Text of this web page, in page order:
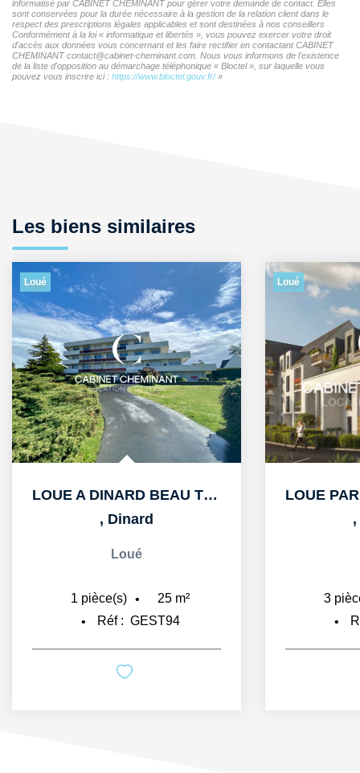
informatisé par CABINET CHEMINANT pour gérer votre demande de contact. Elles
sont conservées pour la durée nécessaire à la gestion de la relation client dans le
respect des prescriptions légales applicables et sont destinées à nos conseillers
Conformément à la loi « informatique et libertés », vous pouvez exercer votre droit
d'accès aux données vous concernant et les faire rectifier en contactant CABINET
CHEMINANT contact@cabinet-cheminant.com. Nous vous informons de l'existence
de la liste d'opposition au démarchage téléphonique « Bloctel », sur laquelle vous
pouvez vous inscrire ici : https://www.bloctel.gouv.fr/»
Les biens similaires
Loué
,
3 pièce(s)
Réf :
Loué